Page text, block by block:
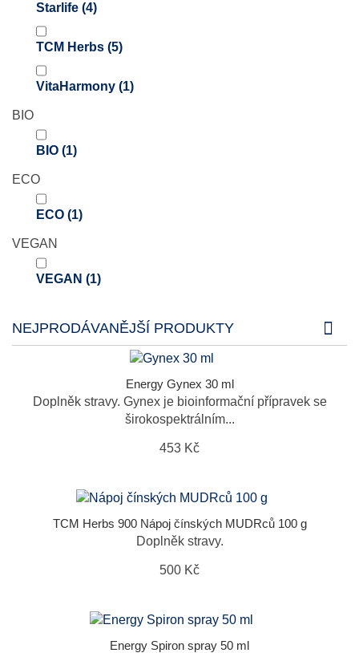
Starlife (4)
TCM Herbs (5)
VitaHarmony (1)
BIO
BIO (1)
ECO
ECO (1)
VEGAN
VEGAN (1)
NEJPRODÁVANĚJŠÍ PRODUKTY
Energy Gynex 30 ml
Doplněk stravy. Gynex je bioinformační přípravek se
širokospektrálním...
453 Kč
TCM Herbs 900 Nápoj čínských MUDRců 100 g
Doplněk stravy.
500 Kč
Energy Spiron spray 50 ml